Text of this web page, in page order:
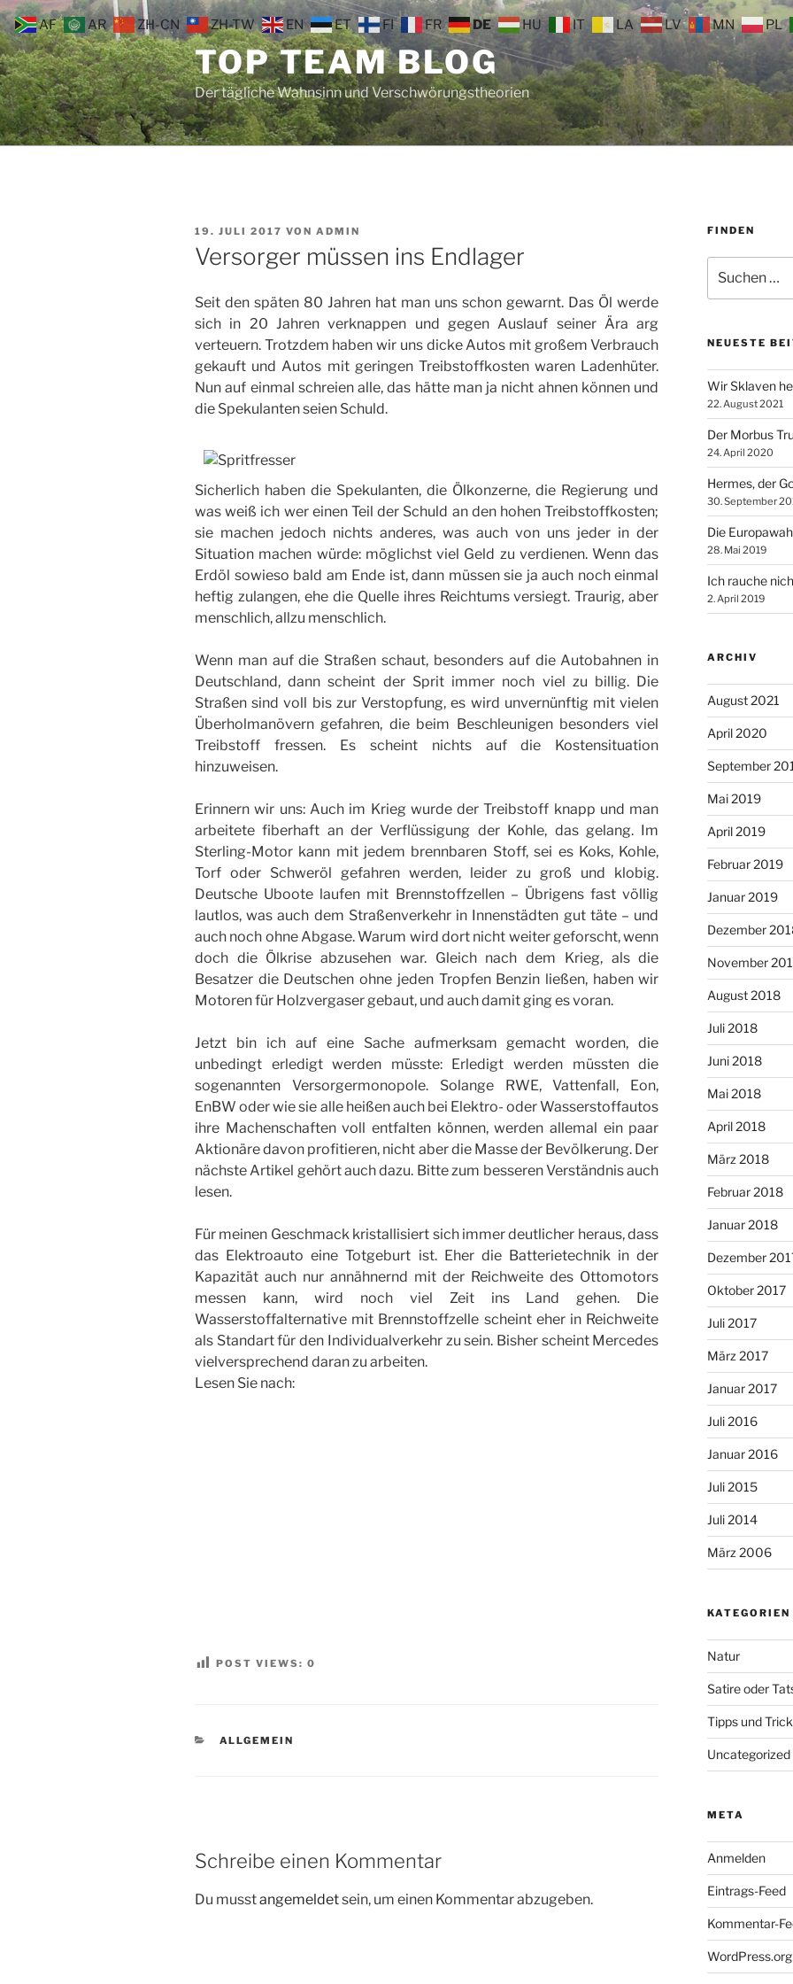
Zum
Inhalt
springen
TOP TEAM BLOG
Der tägliche Wahnsinn und Verschwörungstheorien
VERÖFFENTLICHT
AM
19. JULI 2017 VON ADMIN
Versorger müssen ins Endlager
Seit den späten 80 Jahren hat man uns schon gewarnt. Das Öl werde
sich in 20 Jahren verknappen und gegen Auslauf seiner Ära arg
verteuern. Trotzdem haben wir uns dicke Autos mit großem Verbrauch
gekauft und Autos mit geringen Treibstoffkosten waren Ladenhüter.
Nun auf einmal schreien alle, das hätte man ja nicht ahnen können und
die Spekulanten seien Schuld.
Sicherlich haben die Spekulanten, die Ölkonzerne, die Regierung und
was weiß ich wer einen Teil der Schuld an den hohen Treibstoffkosten;
sie machen jedoch nichts anderes, was auch von uns jeder in der
Situation machen würde: möglichst viel Geld zu verdienen. Wenn das
Erdöl sowieso bald am Ende ist, dann müssen sie ja auch noch einmal
heftig zulangen, ehe die Quelle ihres Reichtums versiegt. Traurig, aber
menschlich, allzu menschlich.
Wenn man auf die Straßen schaut, besonders auf die Autobahnen in
Deutschland, dann scheint der Sprit immer noch viel zu billig. Die
Straßen sind voll bis zur Verstopfung, es wird unvernünftig mit vielen
Überholmanövern gefahren, die beim Beschleunigen besonders viel
Treibstoff fressen. Es scheint nichts auf die Kostensituation
hinzuweisen.
Erinnern wir uns: Auch im Krieg wurde der Treibstoff knapp und man
arbeitete fiberhaft an der Verflüssigung der Kohle, das gelang. Im
Sterling-Motor kann mit jedem brennbaren Stoff, sei es Koks, Kohle,
Torf oder Schweröl gefahren werden, leider zu groß und klobig.
Deutsche Uboote laufen mit Brennstoffzellen – Übrigens fast völlig
lautlos, was auch dem Straßenverkehr in Innenstädten gut täte – und
auch noch ohne Abgase. Warum wird dort nicht weiter geforscht, wenn
doch die Ölkrise abzusehen war. Gleich nach dem Krieg, als die
Besatzer die Deutschen ohne jeden Tropfen Benzin ließen, haben wir
Motoren für Holzvergaser gebaut, und auch damit ging es voran.
Jetzt bin ich auf eine Sache aufmerksam gemacht worden, die
unbedingt erledigt werden müsste: Erledigt werden müssten die
sogenannten Versorgermonopole. Solange RWE, Vattenfall, Eon,
EnBW oder wie sie alle heißen auch bei Elektro- oder Wasserstoffautos
ihre Machenschaften voll entfalten können, werden allemal ein paar
Aktionäre davon profitieren, nicht aber die Masse der Bevölkerung. Der
nächste Artikel gehört auch dazu. Bitte zum besseren Verständnis auch
lesen.
Für meinen Geschmack kristallisiert sich immer deutlicher heraus, dass
das Elektroauto eine Totgeburt ist. Eher die Batterietechnik in der
Kapazität auch nur annähnernd mit der Reichweite des Ottomotors
messen kann, wird noch viel Zeit ins Land gehen. Die
Wasserstoffalternative mit Brennstoffzelle scheint eher in Reichweite
als Standart für den Individualverkehr zu sein. Bisher scheint Mercedes
vielversprechend daran zu arbeiten.
Lesen Sie nach:
POST VIEWS: 0
KATEGORIEN
ALLGEMEIN
Schreibe einen Kommentar
Du musstangemeldetsein, um einen Kommentar abzugeben.
FINDEN
nach:
NEUESTE
Wir Sklaven
22. August 2021
Der Morbus
24. April 2020
Hermes, der
30. September
Die
28. Mai 2019
Ich rauche
2. April 2019
ARCHIV
August 2021
April 2020
September
Mai 2019
April 2019
Februar 2019
Januar 2019
Dezember
November
August 2018
Juli 2018
Juni 2018
Mai 2018
April 2018
März 2018
Februar 2018
Januar 2018
Dezember
Oktober 2017
Juli 2017
März 2017
Januar 2017
Juli 2016
Januar 2016
Juli 2015
Juli 2014
März 2006
KATEGORIEN
Natur
Satire oder
Tipps und
Uncategorized
META
Anmelden
Eintrags-Feed
Kommentar-
WordPress.org
AF AR ZH-CN ZH-TW EN ET FI FR DE HU IT LA LV MN PL